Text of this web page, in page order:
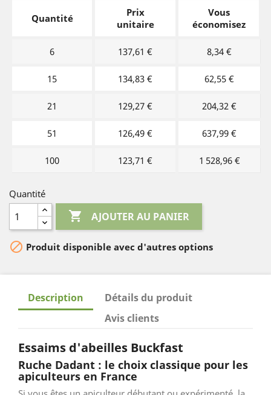
Quantité
Prix
unitaire
Vous
économisez
6 137,61 € 8,34 €
15 134,83 € 62,55 €
21 129,27 € 204,32 €
51 126,49 € 637,99 €
100 123,71 € 1 528,96 €
Quantité
 AJOUTER AU PANIER
 Produit disponible avec d'autres options
Description
Détails du produit
Avis clients
Essaims d'abeilles Buckfast
Ruche Dadant : le choix classique pour les
apiculteurs en France